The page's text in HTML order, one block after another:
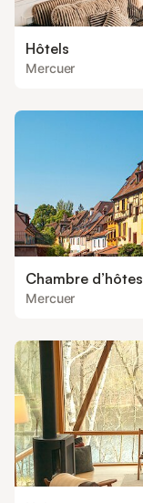
Hôtels
Mercuer
Chambre d’hôtes
Mercuer